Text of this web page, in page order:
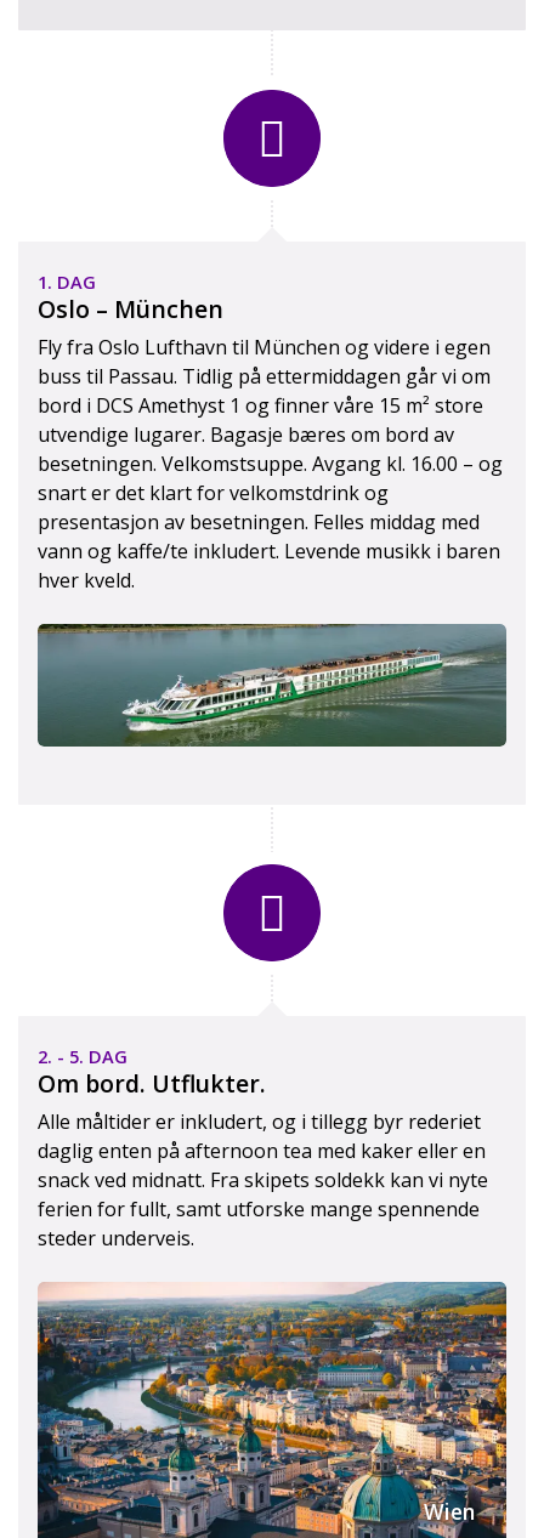
Lugar øvre dekk
Lugar hoveddekk
Lugar superior mellomdekk
1. DAG
Oslo – München
Fly fra Oslo Lufthavn til München og videre i egen
buss til Passau. Tidlig på ettermiddagen går vi om
bord i DCS Amethyst 1 og finner våre 15 m² store
utvendige lugarer. Bagasje bæres om bord av
besetningen. Velkomstsuppe. Avgang kl. 16.00 – og
snart er det klart for velkomstdrink og
presentasjon av besetningen. Felles middag med
vann og kaffe/te inkludert. Levende musikk i baren
hver kveld.
2. - 5. DAG
Om bord. Utflukter.
Alle måltider er inkludert, og i tillegg byr rederiet
daglig enten på afternoon tea med kaker eller en
snack ved midnatt. Fra skipets soldekk kan vi nyte
ferien for fullt, samt utforske mange spennende
steder underveis.
Wien